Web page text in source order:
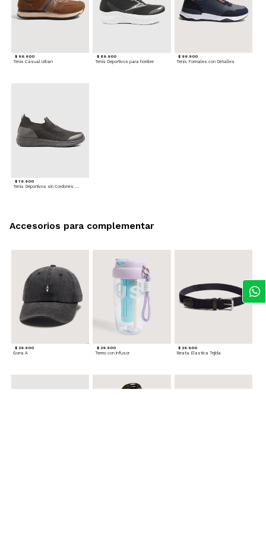
$ 99.900
Tenis Casual Urban
$ 89.900
Tenis Deportivos para hombre
$ 99.900
Tenis Formales con Detalles
$ 79.900
Tenis Deportivos sin Cordones para hombre
$ 29.900
Gorra A
$ 29.900
Termo con infusor
$ 29.900
Reata Elastica Tejida
Accesorios para complementar